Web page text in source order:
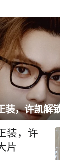
装，许
片